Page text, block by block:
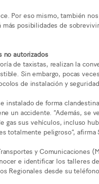
Por eso mismo, también
posibilidades de
no autorizados
de taxistas, realizan la
Sin embargo, pocas
de instalación y seguridad.
instalado de forma
un accidente. “Además, se
gas sus vehículos, incluso
totalmente peligroso”, afirma
y Comunicaciones
e identificar los talleres
Regionales desde su